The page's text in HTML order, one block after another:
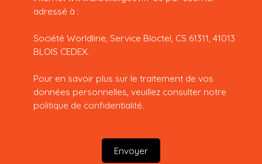
adressé à :
Société Worldline, Service Bloctel, CS 61311, 41013
BLOIS CEDEX.
Pour en savoir plus sur le traitement de vos
données personnelles, veuillez consulter notre
politique de confidentialité.
Envoyer